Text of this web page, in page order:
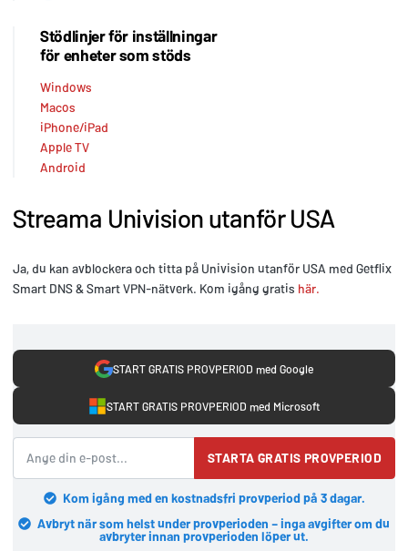
Streama Univision utanför USA
Ja, du kan avblockera och titta på Univision utanför USA med Getflix
Smart DNS & Smart VPN-nätverk. Kom igång gratis här.
START GRATIS PROVPERIOD med Google
START GRATIS PROVPERIOD med Microsoft
STARTA GRATIS PROVPERIOD
Kom igång med en kostnadsfri provperiod på 3 dagar.
Avbryt när som helst under provperioden – inga avgifter om du
avbryter innan provperioden löper ut.
Stödlinjer för inställningar
för enheter som stöds
Windows
Macos
iPhone/iPad
Apple TV
Android